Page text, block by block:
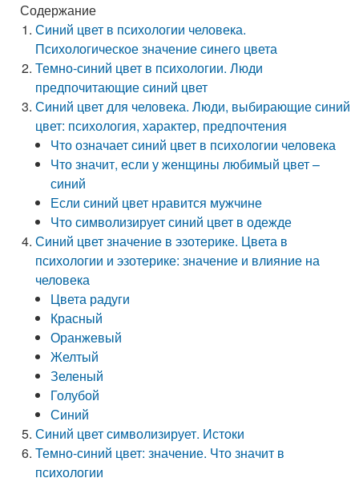
Содержание
Синий цвет в психологии человека.
Психологическое значение синего цвета
Темно-синий цвет в психологии. Люди
предпочитающие синий цвет
Синий цвет для человека. Люди, выбирающие синий
цвет: психология, характер, предпочтения
Что означает синий цвет в психологии человека
Что значит, если у женщины любимый цвет –
синий
Если синий цвет нравится мужчине
Что символизирует синий цвет в одежде
Синий цвет значение в эзотерике. Цвета в
психологии и эзотерике: значение и влияние на
человека
Цвета радуги
Красный
Оранжевый
Желтый
Зеленый
Голубой
Синий
Синий цвет символизирует. Истоки
Темно-синий цвет: значение. Что значит в
психологии